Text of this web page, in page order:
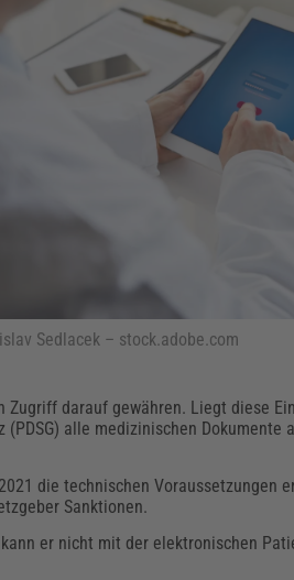
HERKERT)
Sedlacek – stock.adobe.com
darauf gewähren. Liegt diese
alle medizinischen Dokumente
die technischen Voraussetzungen
Sanktionen.
er nicht mit der elektronischen